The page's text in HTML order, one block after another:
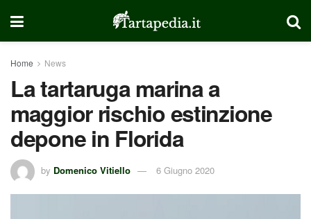
Home News
La tartaruga marina a
maggior rischio estinzione
depone in Florida
by Domenico Vitiello 6 Giugno 2020